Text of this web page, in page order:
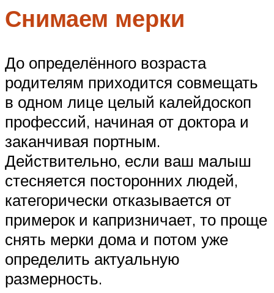
Снимаем мерки
До определённого возраста
родителям приходится совмещать
в одном лице целый калейдоскоп
профессий, начиная от доктора и
заканчивая портным.
Действительно, если ваш малыш
стесняется посторонних людей,
категорически отказывается от
примерок и капризничает, то проще
снять мерки дома и потом уже
определить актуальную
размерность.